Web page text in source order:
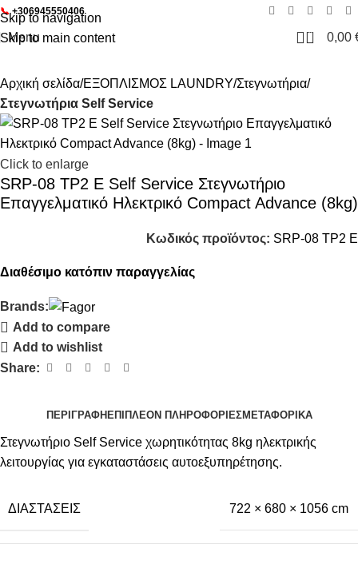
Skip to navigation
Skip to main content
📞 +306945550406
Menu 0 0,00
Αρχική σελίδα ΕΞΟΠΛΙΣΜΟΣ LAUNDRY Στεγνωτήρια
Στεγνωτήρια Self Service
Click to enlarge
SRP-08 TP2 E Self Service Στεγνωτήριο
Επαγγελματικό Ηλεκτρικό Compact Advance (8kg)
Κωδικός προϊόντος: SRP-08 TP2 E
Διαθέσιμο κατόπιν παραγγελίας
Brands:
Add to compare
Add to wishlist
Share:
ΠΕΡΙΓΡΑΦΉΕΠΙΠΛΈΟΝ ΠΛΗΡΟΦΟΡΊΕΣΜΕΤΑΦΟΡΙΚΆ
Στεγνωτήριο Self Service χωρητικότητας 8kg ηλεκτρικής
λειτουργίας για εγκαταστάσεις αυτοεξυπηρέτησης.
ΔΙΑΣΤΆΣΕΙΣ 722 × 680 × 1056 cm